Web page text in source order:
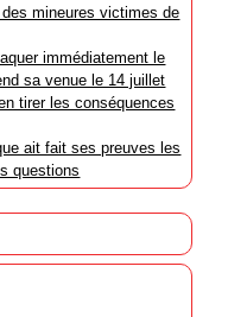
mineures victimes de
immédiatement le
sa venue le 14 juillet
tirer les conséquences
ait fait ses preuves les
questions